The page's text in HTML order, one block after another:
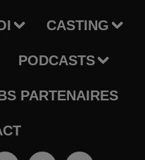
CASTING
PODCASTS
PARTENAIRES